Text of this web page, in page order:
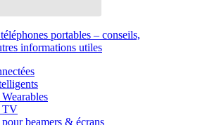
portables – conseils,
informations utiles
TV
beamers & écrans